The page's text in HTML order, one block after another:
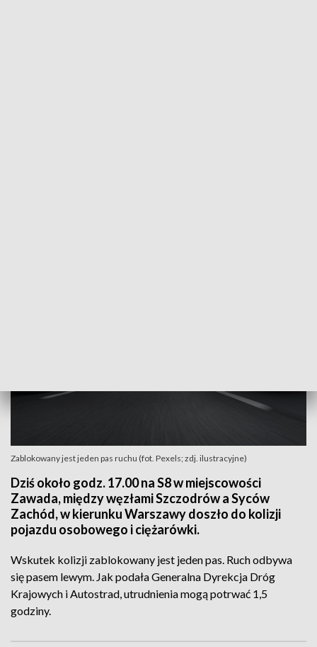
Zablokowany jest jeden pas ruchu (fot. Pexels; zdj. ilustracyjne)
Dziś około godz. 17.00 na S8 w miejscowości
Zawada, między węzłami Szczodrów a Syców
Zachód, w kierunku Warszawy doszło do kolizji
pojazdu osobowego i ciężarówki.
Wskutek kolizji zablokowany jest jeden pas. Ruch odbywa
się pasem lewym. Jak podała Generalna Dyrekcja Dróg
Krajowych i Autostrad, utrudnienia mogą potrwać 1,5
godziny.